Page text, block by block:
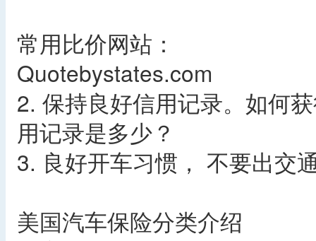
常用比价网站：
Quotebystates.com
2. 保持良好信用记录。如何
用记录是多少？
3. 良好开车习惯， 不要出交
美国汽车保险分类介绍